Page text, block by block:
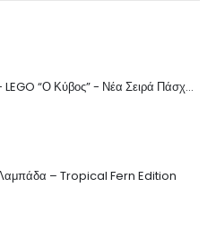
Replay Toys - LEGO “Ο Κύβος” - Νέα Σειρά Πάσχα 2026 Λαμπάδα
– Tropical Fern Edition